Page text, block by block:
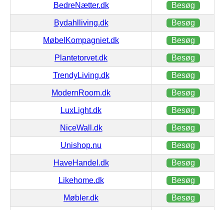
BedreNætter.dk Besøg
Bydahlliving.dk Besøg
MøbelKompagniet.dk Besøg
Plantetorvet.dk Besøg
TrendyLiving.dk Besøg
ModernRoom.dk Besøg
LuxLight.dk Besøg
NiceWall.dk Besøg
Unishop.nu Besøg
HaveHandel.dk Besøg
Likehome.dk Besøg
Møbler.dk Besøg